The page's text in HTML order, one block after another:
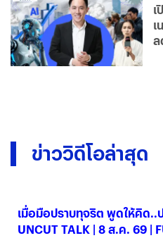
เ
เ
ล
ข่าววิดีโอล่าสุด
เมื่อมือปราบทุจริต พูดให้คิด..
UNCUT TALK | 8 ส.ค. 69 |